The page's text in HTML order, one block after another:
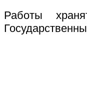
Работы